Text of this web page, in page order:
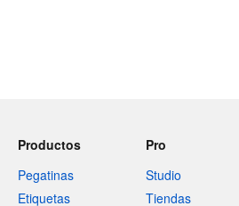
Productos
Pegatinas
Etiquetas
Pro
Studio
Tiendas